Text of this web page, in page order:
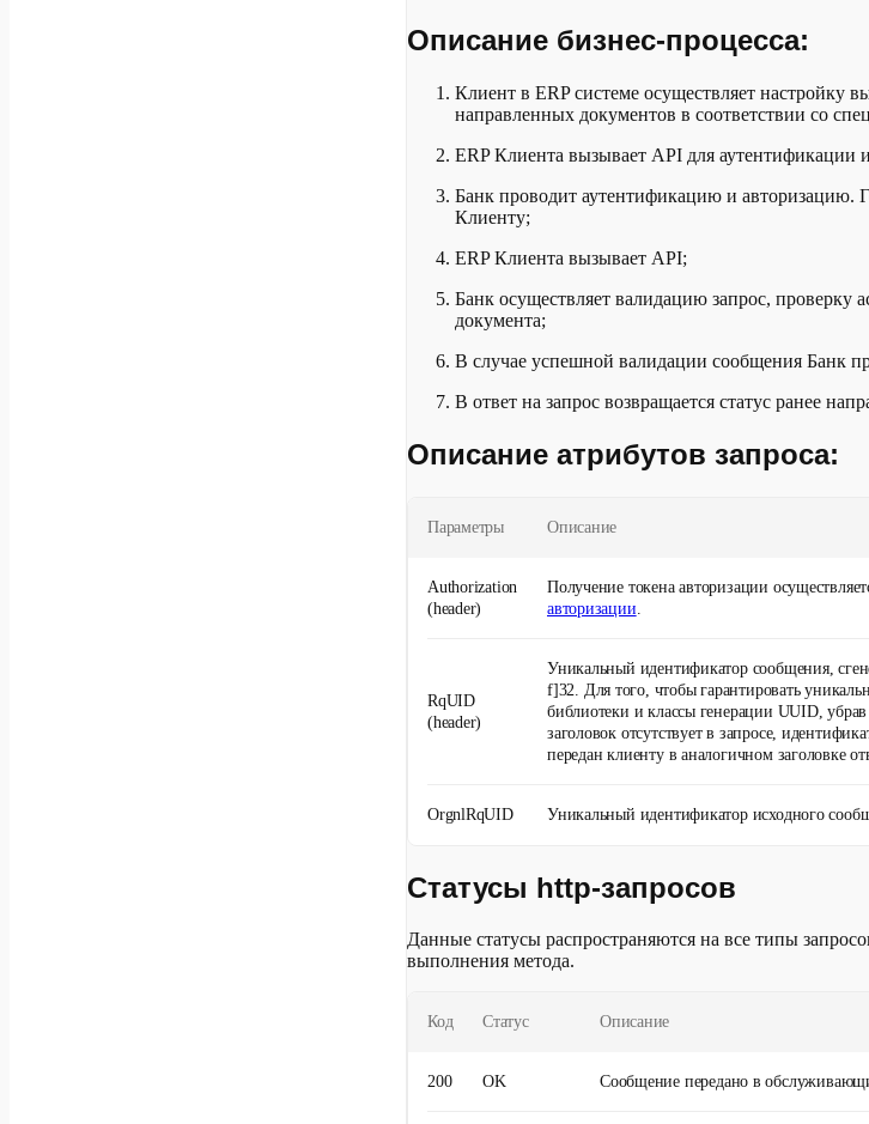
Описание бизнес-процесса:
Клиент в ERP системе осуществляет настройку
направленных документов в соответствии со
ERP Клиента вызывает API для аутентификации
Банк проводит аутентификацию и авторизацию.
Клиенту;
ERP Клиента вызывает API;
Банк осуществляет валидацию запрос, проверку
документа;
В случае успешной валидации сообщения Банк
В ответ на запрос возвращается статус ранее
Описание атрибутов запроса:
Параметры Описание
Authorization
(header)
Получение токена авторизации
авторизации
RqUID
(header)
Уникальный идентификатор сообщения,
f]32 . Для того, чтобы гарантировать
библиотеки и классы генерации UUID, убрав
заголовок отсутствует в запросе,
передан клиенту в аналогичном заголовке
OrgnlRqUID Уникальный идентификатор исходного
Статусы http-запросов
Данные статусы распространяются на все типы
выполнения метода.
Код Статус Описание
200 OK Сообщение передано в